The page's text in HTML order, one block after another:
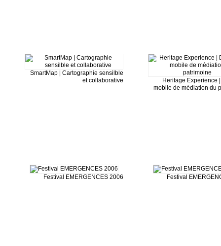
SmartMap | Cartographie sensilble
et collaborative
Heritage Experience
mobile de médiation du
Festival EMERGENCES 2006 Festival